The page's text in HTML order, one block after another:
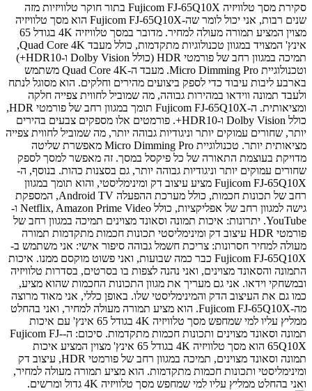
סקירת מסך טלוויזיה Fujicom FJ-65Q10X בתור חוקר טלוויזיות מזה
שנים רבות, אני יכול לומר שה-Fujicom FJ-65Q10X הוא מסך טלוויזיה
מצוין המציע תמורה מעולה למחיר. מדובר במסך טלוויזיה 4K בגודל 65
אינץ' המצויד במגוון טכנולוגיות מתקדמות, כולל מעבד Quad Core 4K,
תמיכה במגוון רחב של פורמטי HDR (כולל Dolby Vision ו-HDR10+)
וטכנולוגיית Micro Dimming Pro. מעבד ה-Quad Core 4K משתמש
בארבע ליבות עיבוד כדי לספק ביצועים מהירים וחלקים. הוא מסוגל לנתח
ולעבד תמונה ווידאו במהירות גבוהה, מה שמוביל לחווית צפייה חלקה
ומציאותית. ה-Fujicom FJ-65Q10X תומך במגוון רחב של פורמטי HDR,
כולל Dolby Vision ו-HDR10+. פורמטים אלו מספקים צבעים בהירים
יותר, שחורים עמוקים יותר וניגודיות גבוהה יותר, מה שמוביל לחווית צפייה
מציאותית יותר. טכנולוגיית Micro Dimming Pro מאפשרת שליטה
מדויקת בעוצמת התאורה של כל פיקסל במסך. זה מאפשר למסך לספק
שחורים עמוקים יותר וניגודיות גבוהה יותר, גם בסצנות כהות. בנוסף, ה-
Fujicom FJ-65Q10X מציע עיצוב דק ומינימליסטי, והוא תומך במגוון
רחב של תכונות חכמות, כולל מערכת ההפעלה Android TV, המספקת
גישה למגוון רחב של אפליקציות, כולל Netflix, Amazon Prime Video ו-
YouTube. יתרונות: איכות תמונה וסאונד מצוינים תמיכה במגוון רחב של
פורמטי HDR עיצוב דק ומינימליסטי תכונות חכמות מתקדמות תמורה
מעולה למחיר חסרונות: צריכת חשמל גבוהה סיפור אישי: אני משתמש ב-
Fujicom FJ-65Q10X כבר כמה שבועות, ואני פשוט מוקסם ממנו. איכות
התמונה והסאונד מצוינים, ואני נהנה לצפות בו בסרטים, בסדרות טלוויזיה
ובמשחקי וידאו. אני גם מעריך את מגוון התכונות החכמות שהוא מציע,
כמו גם את העיצוב הדק והמינימליסטי שלו. באופן כללי, אני מאוד מרוצה
מה-Fujicom FJ-65Q10X. הוא מציע תמורה מעולה למחיר, ואני בהחלט
ממליץ עליו למי שמחפש מסך טלוויזיה 4K בגודל 65 אינץ' עם איכות
תמונה וסאונד מצוינים ותכונות חכמות מתקדמות. סיכום: ה-Fujicom FJ-
65Q10X הוא מסך טלוויזיה 4K בגודל 65 אינץ' מצוין המציע איכות
תמונה וסאונד מצוינים, תמיכה במגוון רחב של פורמטי HDR, עיצוב דק
ומינימליסטי ותכונות חכמות מתקדמות. הוא מציע תמורה מעולה למחיר,
ואני בהחלט ממליץ עליו למי שמחפש מסך טלוויזיה 4K גדול ומרשים.